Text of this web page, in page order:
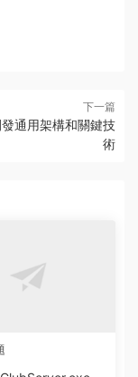
下一篇
通用架構和關鍵技
術